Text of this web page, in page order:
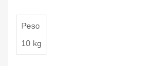
Peso
10 kg